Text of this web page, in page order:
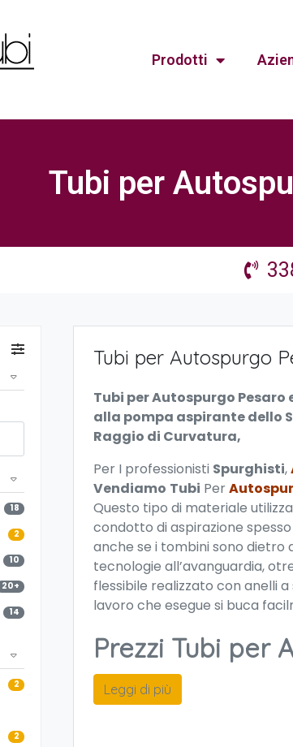
Prodotti
Tubi per
18
2
10
20+
14
2
2
Tubi per Autospurgo
Tubi per Autospurgo Pesaro
alla pompa aspirante dello
Raggio di Curvatura,
Per I professionisti Spurghisti,
Vendiamo Tubi Per
Questo tipo di materiale
condotto di aspirazione
anche se i tombini sono dietro
tecnologie all’avanguardia,
flessibile realizzato con anelli
lavoro che esegue si buca
Prezzi Tubi per
Leggi di più